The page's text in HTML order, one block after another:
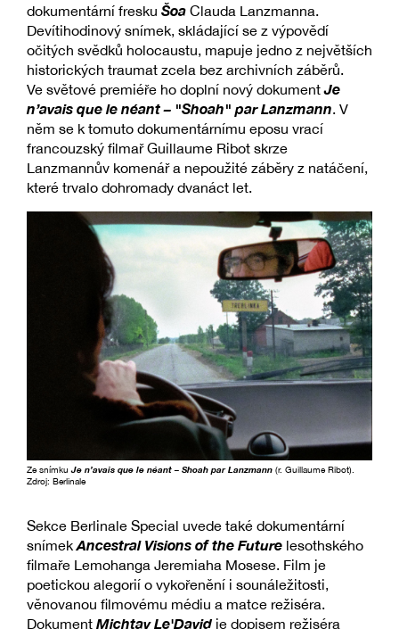
dokumentární fresku Šoa Clauda Lanzmanna.
Devítihodinový snímek, skládající se z výpovědí
očitých svědků holocaustu, mapuje jedno z největších
historických traumat zcela bez archivních záběrů.
Ve světové premiéře ho doplní nový dokumentJe
n’avais que le néant – "Shoah" par Lanzmann. V
něm se k tomuto dokumentárnímu eposu vrací
francouzský filmař Guillaume Ribot skrze
Lanzmannův komenář a nepoužité záběry z natáčení,
které trvalo dohromady dvanáct let.
Ze snímkuJe n’avais que le néant – Shoah par Lanzmann (r. Guillaume Ribot).
Zdroj: Berlinale
Sekce Berlinale Special uvede také dokumentární
snímekAncestral Visions of the Future lesothského
filmaře Lemohanga Jeremiaha Mosese. Film je
poetickou alegorií o vykořenění i sounáležitosti,
věnovanou filmovému médiu a matce režiséra.
Dokument Michtav Le'David je dopisem režiséra